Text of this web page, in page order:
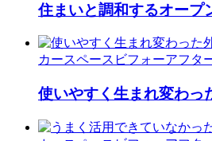
住まいと調和するオー
カースペース ビフォーアフタ
使いやすく生まれ変わ